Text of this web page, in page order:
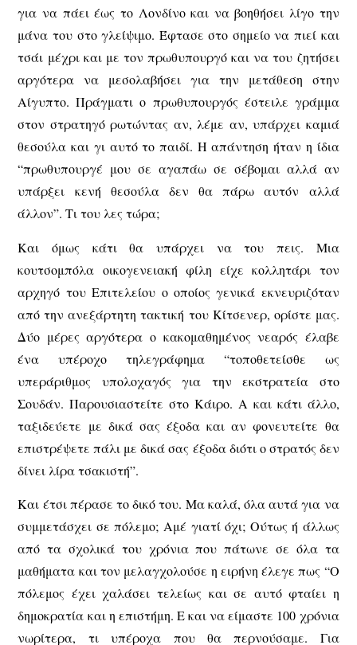
για να πάει έως το Λονδίνο και να βοηθήσει λίγο την
μάνα του στο γλείψιμο. Έφτασε στο σημείο να πιεί και
τσάι μέχρι και με τον πρωθυπουργό και να του ζητήσει
αργότερα να μεσολαβήσει για την μετάθεση στην
Αίγυπτο. Πράγματι ο πρωθυπουργός έστειλε γράμμα
στον στρατηγό ρωτώντας αν, λέμε αν, υπάρχει καμιά
θεσούλα και γι αυτό το παιδί. Η απάντηση ήταν η ίδια
“πρωθυπουργέ μου σε αγαπάω σε σέβομαι αλλά αν
υπάρξει κενή θεσούλα δεν θα πάρω αυτόν αλλά
άλλον”. Τι του λες τώρα;
Και όμως κάτι θα υπάρχει να του πεις. Μια
κουτσομπόλα οικογενειακή φίλη είχε κολλητάρι τον
αρχηγό του Επιτελείου ο οποίος γενικά εκνευριζόταν
από την ανεξάρτητη τακτική του Κίτσενερ, ορίστε μας.
Δύο μέρες αργότερα ο κακομαθημένος νεαρός έλαβε
ένα υπέροχο τηλεγράφημα “τοποθετείσθε ως
υπεράριθμος υπολοχαγός για την εκστρατεία στο
Σουδάν. Παρουσιαστείτε στο Κάιρο. Α και κάτι άλλο,
ταξιδεύετε με δικά σας έξοδα και αν φονευτείτε θα
επιστρέψετε πάλι με δικά σας έξοδα διότι ο στρατός δεν
δίνει λίρα τσακιστή”.
Και έτσι πέρασε το δικό του. Μα καλά, όλα αυτά για να
συμμετάσχει σε πόλεμο; Αμέ γιατί όχι; Ούτως ή άλλως
από τα σχολικά του χρόνια που πάτωνε σε όλα τα
μαθήματα και τον μελαγχολούσε η ειρήνη έλεγε πως “Ο
πόλεμος έχει χαλάσει τελείως και σε αυτό φταίει η
δημοκρατία και η επιστήμη. Ε και να είμαστε 100 χρόνια
νωρίτερα, τι υπέροχα που θα περνούσαμε. Για